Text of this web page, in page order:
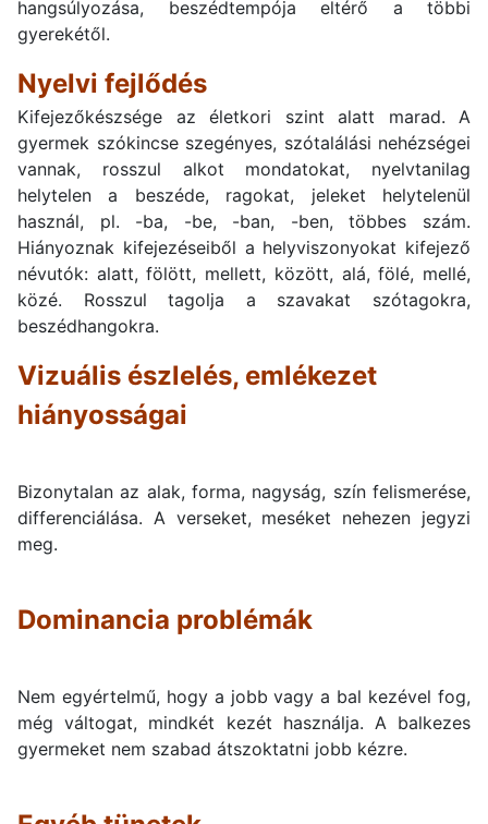
hangsúlyozása, beszédtempója eltérő a többi
gyerekétől.
Nyelvi fejlődés
Kifejezőkészsége az életkori szint alatt marad. A
gyermek szókincse szegényes, szótalálási nehézségei
vannak, rosszul alkot mondatokat, nyelvtanilag
helytelen a beszéde, ragokat, jeleket helytelenül
használ, pl. -ba, -be, -ban, -ben, többes szám.
Hiányoznak kifejezéseiből a helyviszonyokat kifejező
névutók: alatt, fölött, mellett, között, alá, fölé, mellé,
közé. Rosszul tagolja a szavakat szótagokra,
beszédhangokra.
Vizuális észlelés, emlékezet
hiányosságai
Bizonytalan az alak, forma, nagyság, szín felismerése,
differenciálása. A verseket, meséket nehezen jegyzi
meg.
Dominancia problémák
Nem egyértelmű, hogy a jobb vagy a bal kezével fog,
még váltogat, mindkét kezét használja. A balkezes
gyermeket nem szabad átszoktatni jobb kézre.